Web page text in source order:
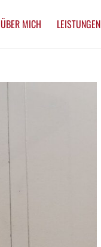
ÜBER MICH LEISTUNGEN